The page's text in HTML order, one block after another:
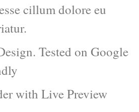
cillum dolore eu
Tested on Google
with Live Preview